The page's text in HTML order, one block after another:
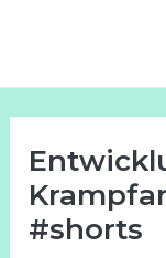
#shorts